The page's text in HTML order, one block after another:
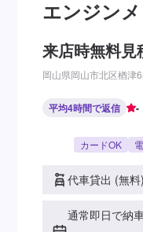
エンジン
来店時無料見
岡山県岡山市北区楢津
平均4時間で返信 -
カードOK
代車貸出 (無
通常即日で納